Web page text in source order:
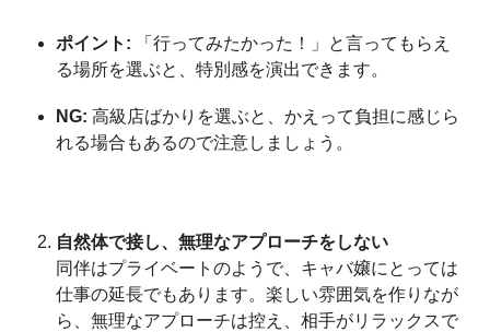
ポイント: 「行ってみたかった！」と言ってもらえ
る場所を選ぶと、特別感を演出できます。
NG: 高級店ばかりを選ぶと、かえって負担に感じら
れる場合もあるので注意しましょう。
自然体で接し、無理なアプローチをしない
同伴はプライベートのようで、キャバ嬢にとっては
仕事の延長でもあります。楽しい雰囲気を作りなが
ら、無理なアプローチは控え、相手がリラックスで